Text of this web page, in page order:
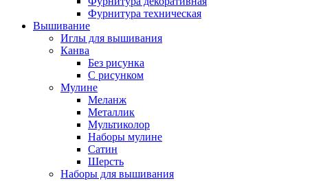
Фурнитура техническая
Вышивание
Иглы для вышивания
Канва
Без рисунка
С рисунком
Мулине
Меланж
Металлик
Мультиколор
Наборы мулине
Сатин
Шерсть
Наборы для вышивания